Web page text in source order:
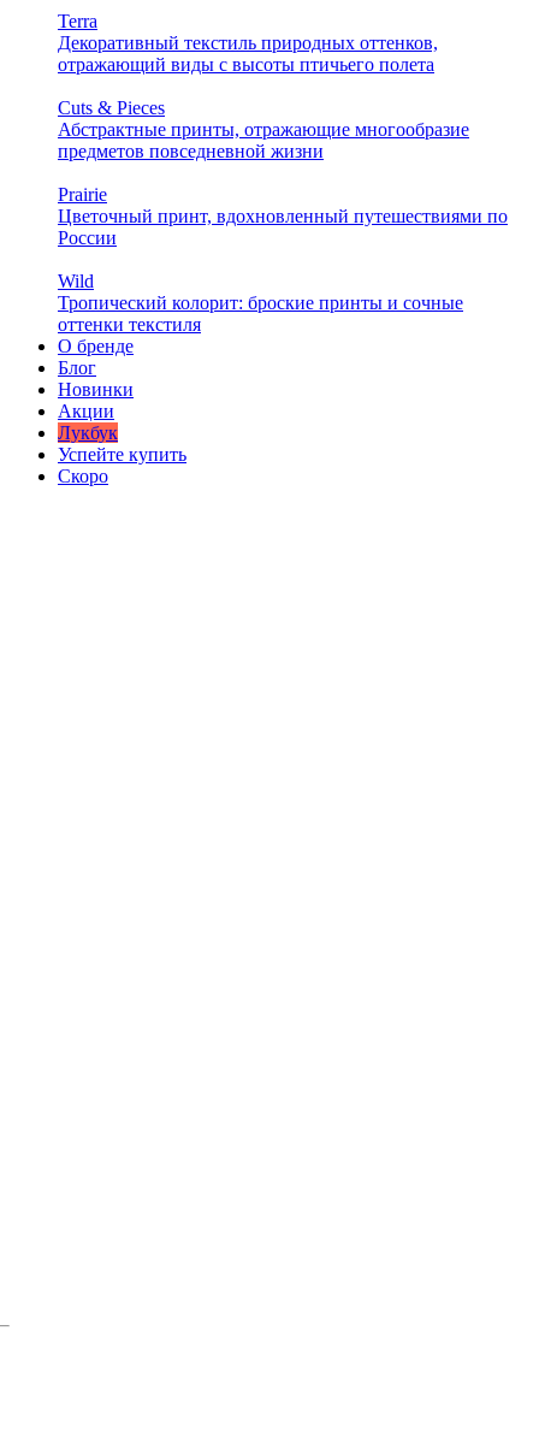
Terra
Декоративный текстиль природных оттенков,
отражающий виды с высоты птичьего полета
Cuts & Pieces
Абстрактные принты, отражающие многообразие
предметов повседневной жизни
Prairie
Цветочный принт, вдохновленный путешествиями по
России
Wild
Тропический колорит: броские принты и сочные
оттенки текстиля
О бренде
Блог
Новинки
Акции
Лукбук
Успейте купить
Скоро